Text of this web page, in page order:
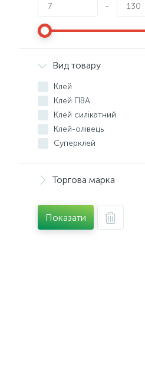
-
Вид товару
Клей
Клей ПВА
Клей силікатний
Клей-олівець
Суперклей
Торгова марка
Показати